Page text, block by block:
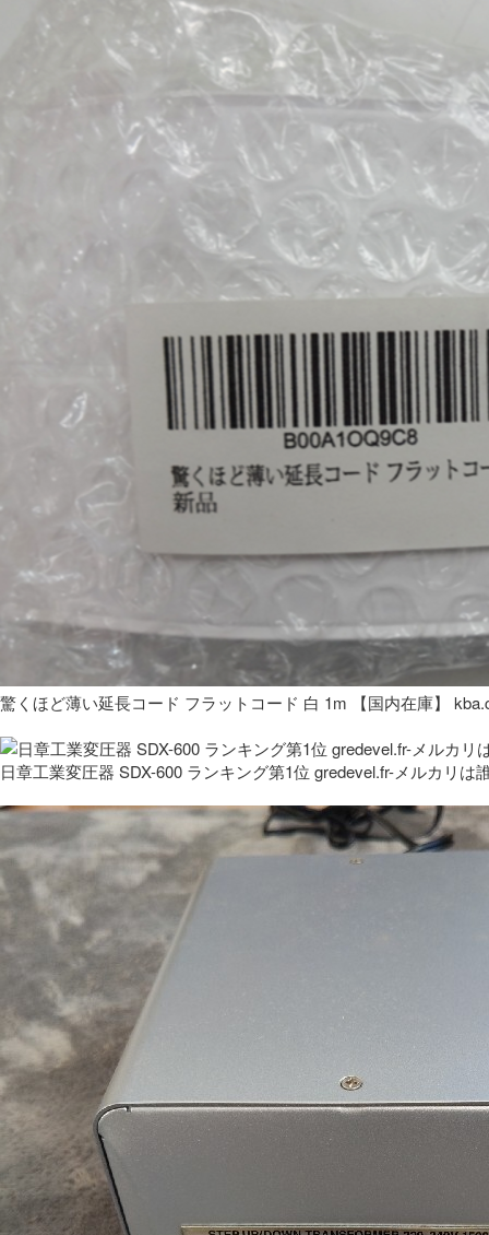
驚くほど薄い延長コード フラットコード 白 1m 【国内在庫】
日章工業変圧器 SDX-600 ランキング第1位 gredevel.fr-メルカリは